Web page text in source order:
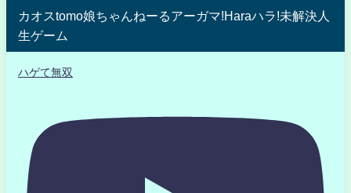
カオスtomo娘ちゃんねーるアーガマ!Haraハラ!未解決人
生ゲーム
ハゲて無双